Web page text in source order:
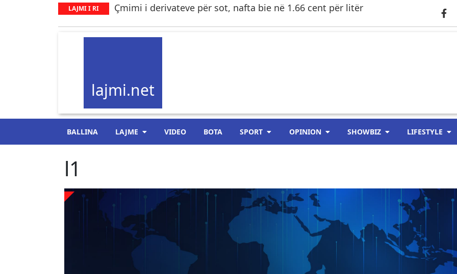
LAJMI I RI Çmimi i derivateve për sot, nafta bie në 1.66 cent për litër
lajmi.net
BALLINA LAJME VIDEO BOTA SPORT OPINION SHOWBIZ LIFESTYLE
l1